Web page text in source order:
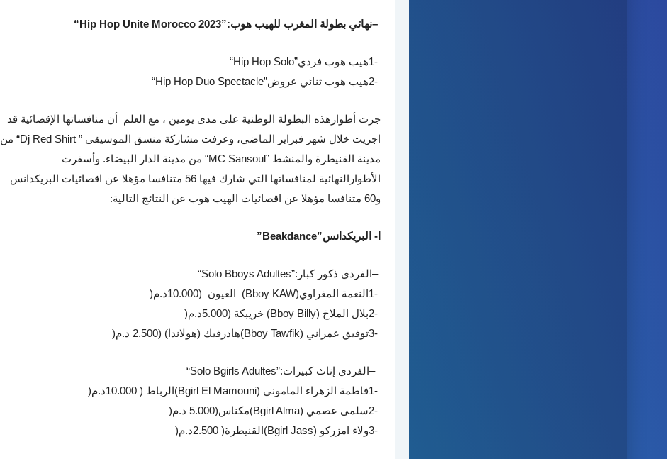
–نهائي بطولة المغرب للهيب هوب“Hip Hop Unite Morocco 2023”:
1-هيب هوب فردي“Hip Hop Solo”
2-هيب هوب ثنائي عروض“Hip Hop Duo Spectacle”
جرت أطوارهذه البطولة الوطنية على مدى يومين ، مع العلم أن منافساتها الإقصائية قد
اجريت خلال شهر فبراير الماضي، وعرفت مشاركة منسق الموسيقى “Dj Red Shirt ” من
مدينة القنيطرة والمنشط “MC Sansoul” من مدينة الدار البيضاء. وأسفرت
الأطوارالنهائية لمنافساتها التي شارك فيها 56 متنافسا مؤهلا عن اقصائيات البريكدانس
و60 متنافسا مؤهلا عن اقصائيات الهيب هوب عن النتائج التالية
:
ا- البريكدانس”Beakdance”
–الفردي ذكور كبار “Solo Bboys Adultes”:
1-النعمة المغراوي(Bboy KAW) العيون (10.000د.م
)
2-بلال الملاخ (Bboy Billy)خريبكة (5.000د.م
)
3-توفيق عمراني (Bboy Tawfik)هادرفيك (هولاندا) (2.500 د.م )
–الفردي إناث كبيرات“Solo Bgirls Adultes”:
1-فاطمة الزهراء الماموني (Bgirl El Mamouni)الرباط ( 10.000د.م
)
2-سلمى عصمي (Bgirl Alma)مكناس(5.000 د.م
)
3-ولاء امزركو (Bgirl Jass)القنيطرة( 2.500د.م )